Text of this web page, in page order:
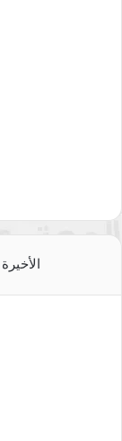
الأخيرة